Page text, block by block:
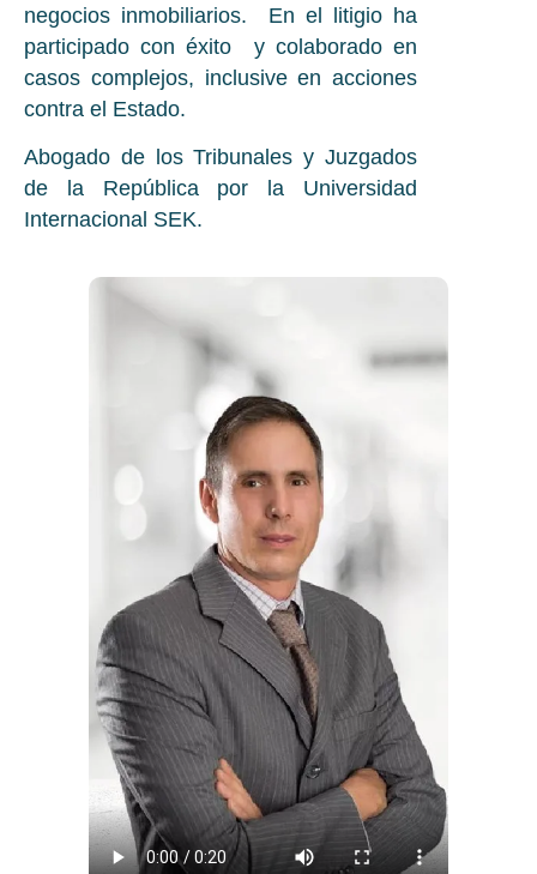
negocios inmobiliarios. En el litigio ha
participado con éxito y colaborado en
casos complejos, inclusive en acciones
contra el Estado.
Abogado de los Tribunales y Juzgados
de la República por la Universidad
Internacional SEK.